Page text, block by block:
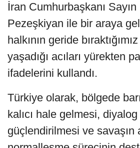
İran Cumhurbaşkanı
Pezeşkiyan ile bir araya
halkının geride
yaşadığı acıları yürekten
ifadelerini kullandı.
Türkiye olarak, bölgede
kalıcı hale gelmesi, diyalog
güçlendirilmesi ve savaşın